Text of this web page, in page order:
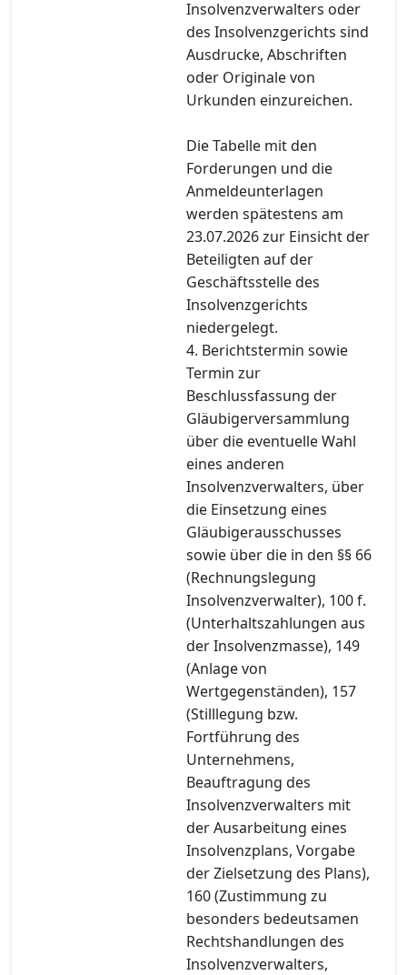
Insolvenzverwalters oder
des Insolvenzgerichts sind
Ausdrucke, Abschriften
oder Originale von
Urkunden einzureichen.
Die Tabelle mit den
Forderungen und die
Anmeldeunterlagen
werden spätestens am
23.07.2026 zur Einsicht der
Beteiligten auf der
Geschäftsstelle des
Insolvenzgerichts
niedergelegt.
4. Berichtstermin sowie
Termin zur
Beschlussfassung der
Gläubigerversammlung
über die eventuelle Wahl
eines anderen
Insolvenzverwalters, über
die Einsetzung eines
Gläubigerausschusses
sowie über die in den §§ 66
(Rechnungslegung
Insolvenzverwalter), 100 f.
(Unterhaltszahlungen aus
der Insolvenzmasse), 149
(Anlage von
Wertgegenständen), 157
(Stilllegung bzw.
Fortführung des
Unternehmens,
Beauftragung des
Insolvenzverwalters mit
der Ausarbeitung eines
Insolvenzplans, Vorgabe
der Zielsetzung des Plans),
160 (Zustimmung zu
besonders bedeutsamen
Rechtshandlungen des
Insolvenzverwalters,